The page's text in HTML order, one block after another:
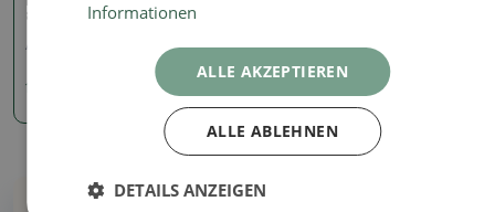
8 x 3,5 cm, Farbe rosa
Artikelnummer: 1290-M24-1924
10.33 €
Informationen
ALLE AKZEPTIEREN
ALLE ABLEHNEN
DETAILS ANZEIGEN